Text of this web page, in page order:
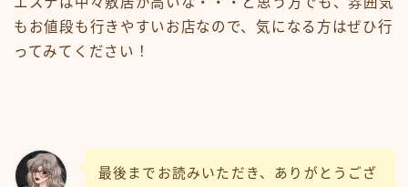
もお値段も行きやすいお店なので、気になる方はぜひ行
ってみてください！
最後までお読みいただき、ありがとうござ